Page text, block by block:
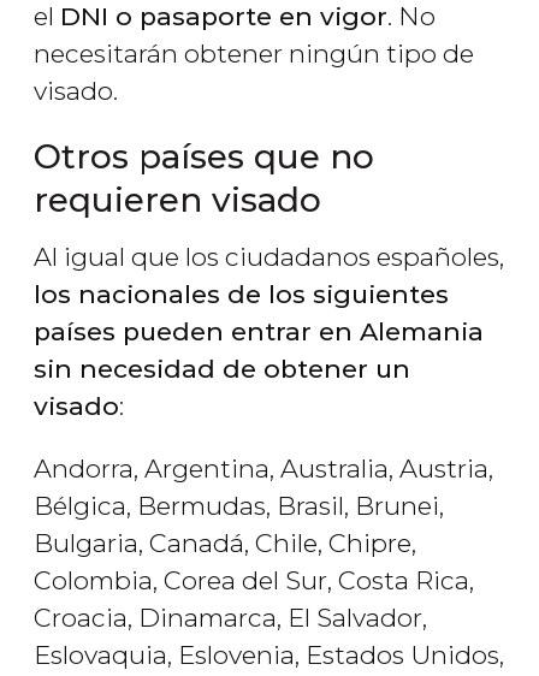
el DNI o pasaporte en vigor. No
necesitarán obtener ningún tipo de
visado.
Otros países que no
requieren visado
Al igual que los ciudadanos españoles,
los nacionales de los siguientes
países pueden entrar en Alemania
sin necesidad de obtener un
visado:
Andorra, Argentina, Australia, Austria,
Bélgica, Bermudas, Brasil, Brunei,
Bulgaria, Canadá, Chile, Chipre,
Colombia, Corea del Sur, Costa Rica,
Croacia, Dinamarca, El Salvador,
Eslovaquia, Eslovenia, Estados Unidos,